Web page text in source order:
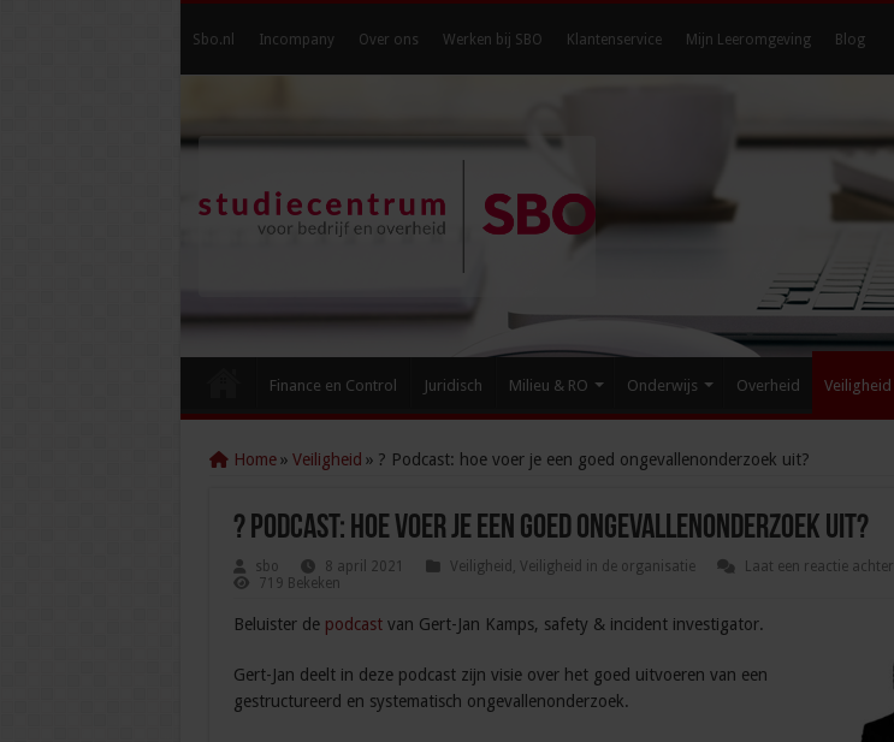
Sbo.nl Incompany Over ons Werken bij SBO Klantenservice Mijn Leeromgeving Blog
Finance en Control Juridisch Milieu & RO Onderwijs Overheid Veiligheid
Home » Veiligheid » ? Podcast: hoe voer je een goed ongevallenonderzoek uit?
? Podcast: hoe voer je een goed ongevallenonderzoek uit?
sbo 8 april 2021 Veiligheid , Veiligheid in de organisatie
Laat een reactie achter
719 Bekeken
Beluister de podcastvan Gert-Jan Kamps, safety & incident investigator.
Gert-Jan deelt in deze podcast zijn visie over het goed uitvoeren van een
gestructureerd en systematisch ongevallenonderzoek.